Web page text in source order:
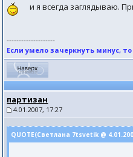
и я всегда заглядываю.
--------------------
Если умело зачеркнуть минус,
партизан
4.01.2007, 17:27
QUOTE(Светлана 7tsvetik @